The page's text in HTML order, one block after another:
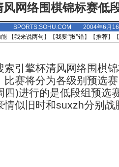
风网络围棋锦标赛低
SPORTS.SOHU.COM 2004年6月
【我来说两句 】【我要“揪”错】【推荐】
擎杯清风网络围棋锦
比赛将分为各级别预选
四)进行的是低段组预选
情似旧时和suxzh分别